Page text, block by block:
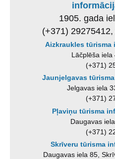
1905. gada
(+371)
Aizkraukles
Lāčplēša iela
(+371)
Jaunjelgavas
Jelgavas iela
(+371)
Pļaviņu tūrisma
Daugavas
(+371)
Skrīveru tūrisma
Daugavas iela 85,